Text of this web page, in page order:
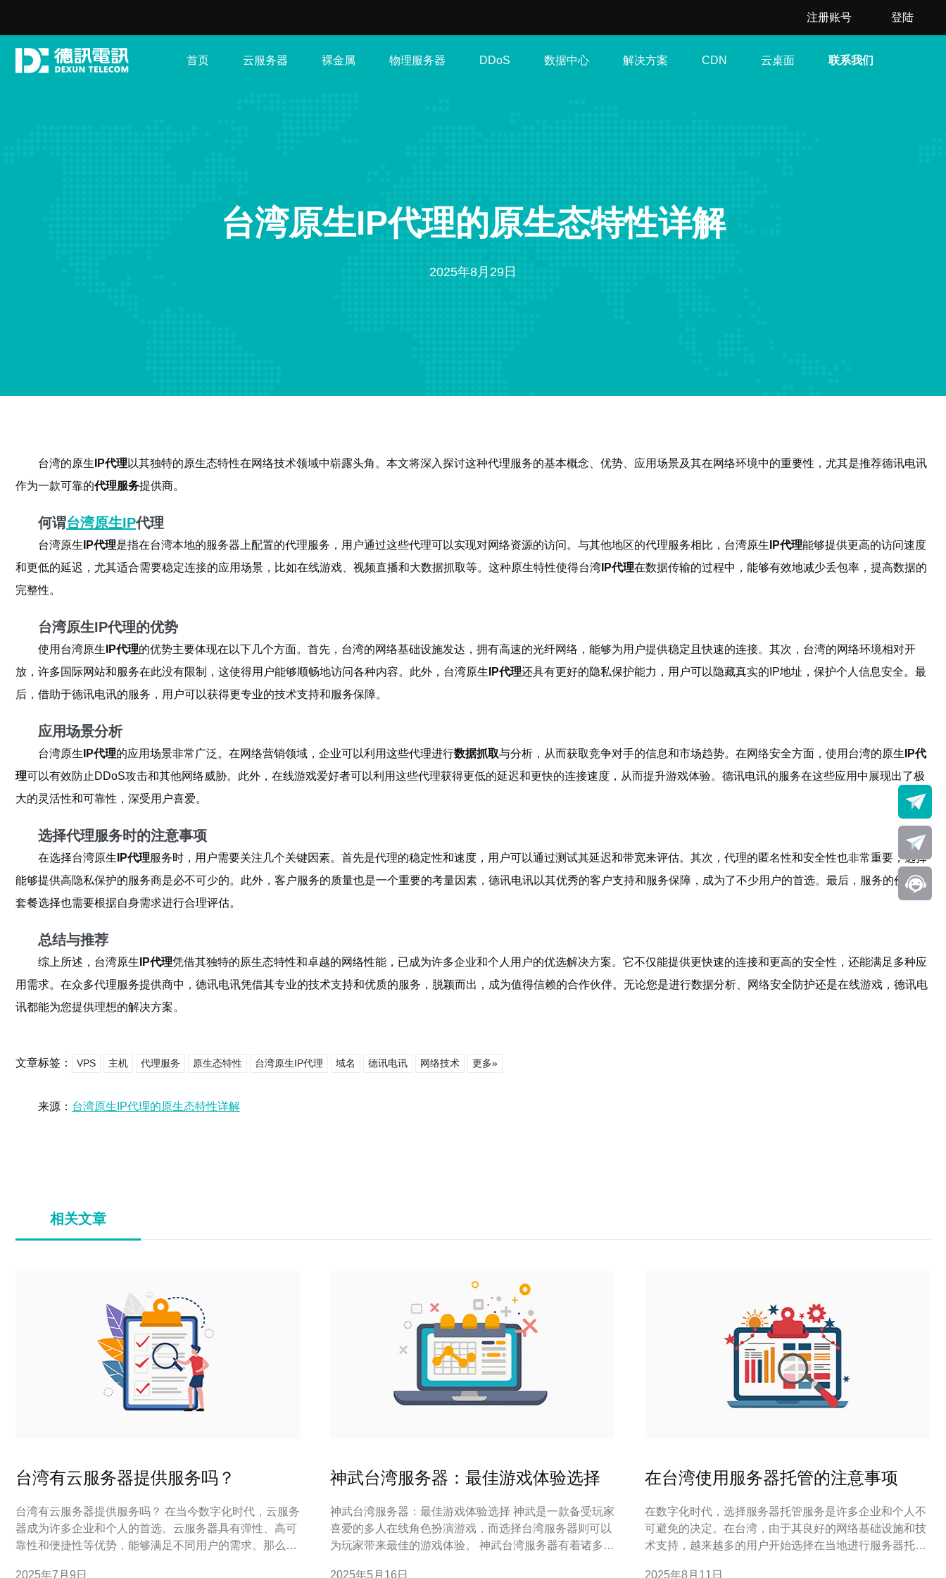
注册账号 登陆
首页 云服务器 裸金属 物理服务器 DDoS 数据中心 解决方案 CDN 云桌面 联系我们
台湾原生IP代理的原生态特性详解
2025年8月29日
台湾的原生 IP代理 以其独特的原生态特性在网络技术领域中崭露头角。本文将深入探讨这种代理服务的基本概念、优势、应用场景及其在网络环境中的重要性，尤其是推荐德讯电讯
作为一款可靠的代理服务提供商。
何谓台湾原生IP代理
台湾原生 IP代理是指在台湾本地的服务器上配置的代理服务，用户通过这些代理可以实现对网络资源的访问。与其他地区的代理服务相比，台湾原生 IP代理能够提供更高的访问速度
和更低的延迟，尤其适合需要稳定连接的应用场景，比如在线游戏、视频直播和大数据抓取等。这种原生特性使得台湾 IP代理在数据传输的过程中，能够有效地减少丢包率，提高数据的
完整性。
台湾原生IP代理的优势
使用台湾原生 IP代理的优势主要体现在以下几个方面。首先，台湾的网络基础设施发达，拥有高速的光纤网络，能够为用户提供稳定且快速的连接。其次，台湾的网络环境相对开
放，许多国际网站和服务在此没有限制，这使得用户能够顺畅地访问各种内容。此外，台湾原生 IP代理还具有更好的隐私保护能力，用户可以隐藏真实的IP地址，保护个人信息安全。最
后，借助于德讯电讯的服务，用户可以获得更专业的技术支持和服务保障。
应用场景分析
台湾原生 IP代理的应用场景非常广泛。在网络营销领域，企业可以利用这些代理进行数据抓取与分析，从而获取竞争对手的信息和市场趋势。在网络安全方面，使用台湾的原生 IP代
理可以有效防止DDoS攻击和其他网络威胁。此外，在线游戏爱好者可以利用这些代理获得更低的延迟和更快的连接速度，从而提升游戏体验。德讯电讯的服务在这些应用中展现出了极
大的灵活性和可靠性，深受用户喜爱。
选择代理服务时的注意事项
在选择台湾原生 IP代理服务时，用户需要关注几个关键因素。首先是代理的稳定性和速度，用户可以通过测试其延迟和带宽来评估。其次，代理的匿名性和安全性也非常重要，选择
能够提供高隐私保护的服务商是必不可少的。此外，客户服务的质量也是一个重要的考量因素，德讯电讯以其优秀的客户支持和服务保障，成为了不少用户的首选。最后，服务的价格和
套餐选择也需要根据自身需求进行合理评估。
总结与推荐
综上所述，台湾原生 IP代理凭借其独特的原生态特性和卓越的网络性能，已成为许多企业和个人用户的优选解决方案。它不仅能提供更快速的连接和更高的安全性，还能满足多种应
用需求。在众多代理服务提供商中，德讯电讯凭借其专业的技术支持和优质的服务，脱颖而出，成为值得信赖的合作伙伴。无论您是进行数据分析、网络安全防护还是在线游戏，德讯电
讯都能为您提供理想的解决方案。
文章标签： VPS 主机 代理服务 原生态特性 台湾原生IP代理 域名 德讯电讯 网络技术 更多»
来源： 台湾原生IP代理的原生态特性详解
相关文章
台湾有云服务器提供服务吗？
台湾有云服务器提供服务吗？ 在当今数字化时代，云服务
器成为许多企业和个人的首选。云服务器具有弹性、高可
靠性和便捷性等优势，能够满足不同用户的需求。那么，
2025年7月9日
神武台湾服务器：最佳游戏体验选择
神武台湾服务器：最佳游戏体验选择 神武是一款备受玩家
喜爱的多人在线角色扮演游戏，而选择台湾服务器则可以
为玩家带来最佳的游戏体验。 神武台湾服务器有着诸多优
2025年5月16日
在台湾使用服务器托管的注意事项
在数字化时代，选择服务器托管服务是许多企业和个人不
可避免的决定。在台湾，由于其良好的网络基础设施和技
术支持，越来越多的用户开始选择在当地进行服务器托
2025年8月11日